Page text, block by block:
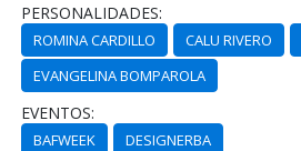
PERSONALIDADES:
ROMINA CARDILLO CALU RIVERO
EVANGELINA BOMPAROLA
EVENTOS:
BAFWEEK DESIGNERBA